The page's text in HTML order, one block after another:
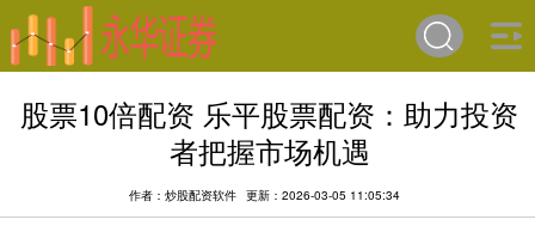
股票10倍配资 乐平股票配资：助力投资
者把握市场机遇
作者：炒股配资软件 更新：2026-03-05 11:05:34